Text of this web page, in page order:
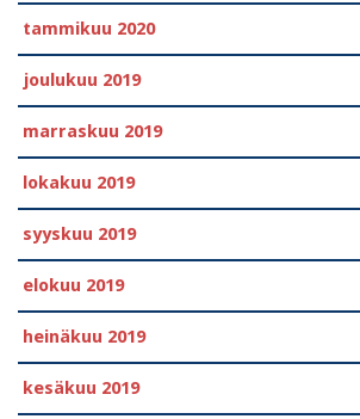
tammikuu 2020
joulukuu 2019
marraskuu 2019
lokakuu 2019
syyskuu 2019
elokuu 2019
heinäkuu 2019
kesäkuu 2019